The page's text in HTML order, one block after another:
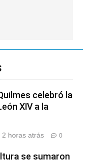
celebró la
XIV a la
2 horas atrás 0
se sumaron